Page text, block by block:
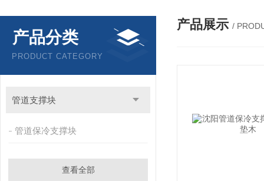
产品分类
PRODUCT CATEGORY
管道支撑块
管道保冷支撑块
查看全部
产品展示 /